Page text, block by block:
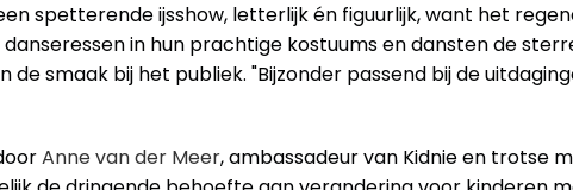
spetterende ijsshow, letterlijk én figuurlijk, want het
in hun prachtige kostuums en dansten de
de smaak bij het publiek. "Bijzonder passend bij de
Anne van der Meer, ambassadeur van Kidnie en trotse